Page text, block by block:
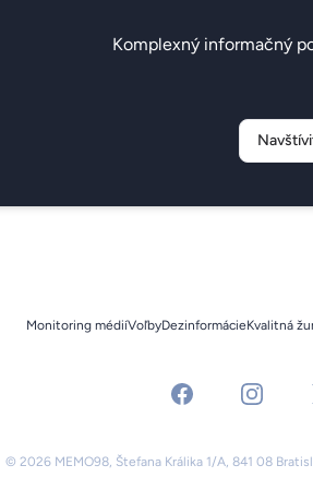
Komplexný informačný
Monitoring médiíVoľbyDezinformácieKvalitná
facebook instagram
© 2026 MEMO98, Štefana Králika 1/A, 841 08